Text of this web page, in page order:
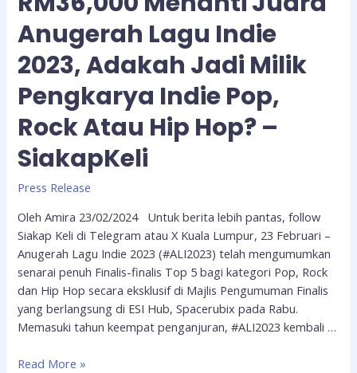
Anugerah Lagu Indie
2023, Adakah Jadi Milik
Pengkarya Indie Pop,
Rock Atau Hip Hop? –
SiakapKeli
Press Release
Oleh Amira 23/02/2024 Untuk berita lebih pantas, follow
Siakap Keli di Telegram atau X Kuala Lumpur, 23 Februari –
Anugerah Lagu Indie 2023 (#ALI2023) telah mengumumkan
senarai penuh Finalis-finalis Top 5 bagi kategori Pop, Rock
dan Hip Hop secara eksklusif di Majlis Pengumuman Finalis
yang berlangsung di ESI Hub, Spacerubix pada Rabu.
Memasuki tahun keempat penganjuran, #ALI2023 kembali …
Read More »